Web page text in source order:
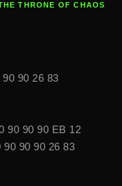
THRONE OF CHAOS
90 26 83
90 90 90 EB 12
90 90 90 26 83